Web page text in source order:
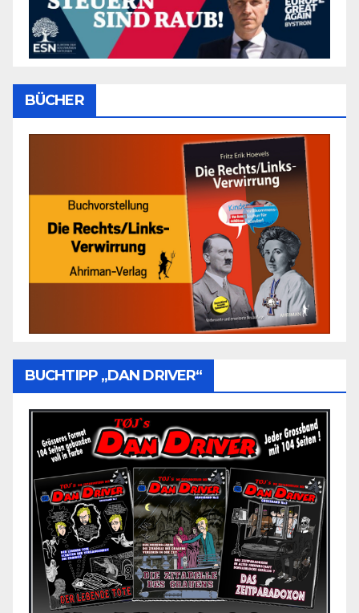
BÜCHER
BUCHTIPP „DAN DRIVER“